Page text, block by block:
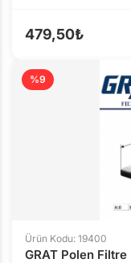
479,50₺
%9
Ürün Kodu: 19400
GRAT Polen Filtre